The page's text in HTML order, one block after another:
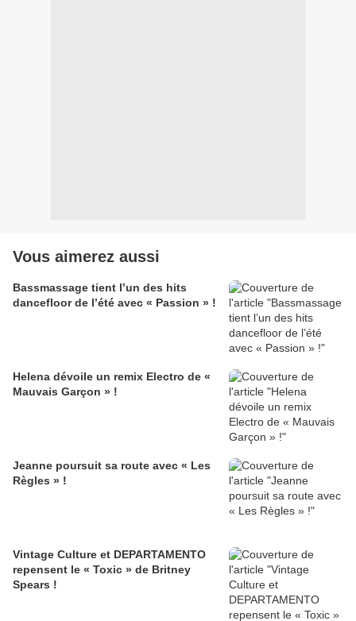
Vous aimerez aussi
Bassmassage tient l’un des hits
dancefloor de l’été avec « Passion » !
Helena dévoile un remix Electro de «
Mauvais Garçon » !
Jeanne poursuit sa route avec « Les
Règles » !
Vintage Culture et DEPARTAMENTO
repensent le « Toxic » de Britney
Spears !